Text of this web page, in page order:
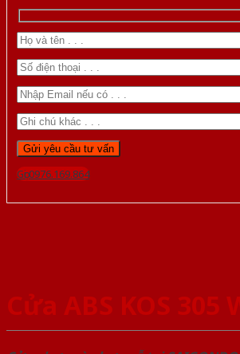
Gọi 0976.169.864
Cửa ABS KOS 305